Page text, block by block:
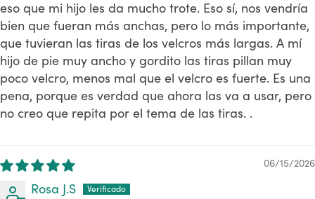
eso que mi hijo les da mucho trote. Eso sí, nos vendría
bien que fueran más anchas, pero lo más importante,
que tuvieran las tiras de los velcros más largas. A mí
hijo de pie muy ancho y gordito las tiras pillan muy
poco velcro, menos mal que el velcro es fuerte. Es una
pena, porque es verdad que ahora las va a usar, pero
no creo que repita por el tema de las tiras. .
06/15/2026
Rosa J.S